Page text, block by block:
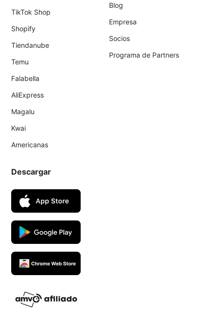
TikTok Shop
Shopify
Tiendanube
Temu
Falabella
AliExpress
Magalu
Kwai
Americanas
Blog
Empresa
Socios
Programa de Partners
Descargar